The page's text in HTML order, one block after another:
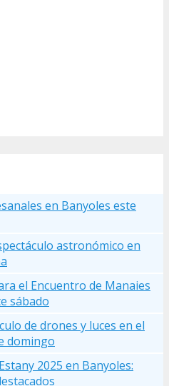
en Banyoles este
astronómico en
el Encuentro de Manaies
sábado
de drones y luces en el
domingo
2025 en Banyoles: